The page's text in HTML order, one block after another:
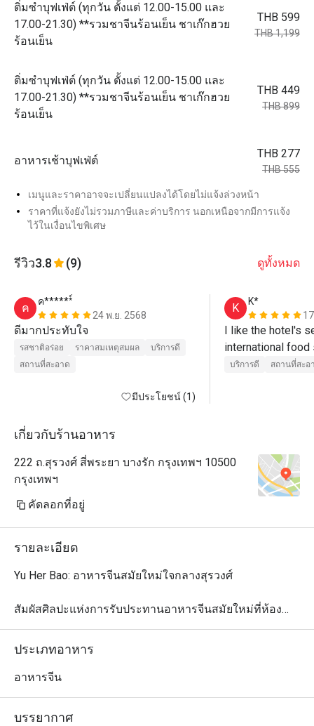
ติ่มซำบุฟเฟ่ต์ (ทุกวัน ตั้งแต่ 12.00-15.00 และ
17.00-21.30) **รวมชาจีนร้อนเย็น ชาเก๊กฮวย
ร้อนเย็น
THB 599
THB 1,199
ติ่มซำบุฟเฟ่ต์ (ทุกวัน ตั้งแต่ 12.00-15.00 และ
17.00-21.30) **รวมชาจีนร้อนเย็น ชาเก๊กฮวย
ร้อนเย็น
THB 449
THB 899
อาหารเช้าบุฟเฟ่ต์
THB 277
THB 555
เมนูและราคาอาจจะเปลี่ยนแปลงได้โดยไม่แจ้งล่วงหน้า
ราคาที่แจ้งยังไม่รวมภาษีและค่าบริการ นอกเหนือจากมีการแจ้ง
ไว้ในเงื่อนไขพิเศษ
รีวิว3.8 (9) ดูทั้งหมด
ค
ค******์
24 พ.ย. 2568
ดีมากประทับใจ
รสชาติอร่อย ราคาสมเหตุสมผล
บริการดี
สถานที่สะอาด
มีประโยชน์ (1)
K
K*
I like the hotel's
international food
was
บริการดี สถานที่สะอ
เกี่ยวกับร้านอาหาร
222 ถ.สุรวงศ์ สี่พระยา บางรัก กรุงเทพฯ 10500
กรุงเทพฯ
คัดลอกที่อยู่
รายละเอียด
Yu Her Bao: อาหารจีนสมัยใหม่ใจกลางสุรวงศ์
สัมผัสศิลปะแห่งการรับประทานอาหารจีนสมัยใหม่ที่ห้อง
อาหารจีน Yu Her Bao โรงแรมเมอร์เคียว กรุงเทพ สุรวงศ์
นำเสนออาหารจีนกวางตุ้งต้นตำรับในรูปแบบที่ทันสมัย โดย
นรพงศ์ กองคำ
ประเภทอาหาร
อาหารจีน
บรรยากาศ